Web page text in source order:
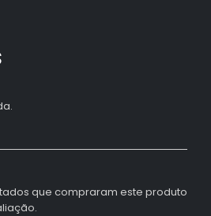
que compraram este produto